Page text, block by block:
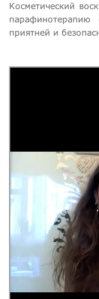
Косметический
приятней и